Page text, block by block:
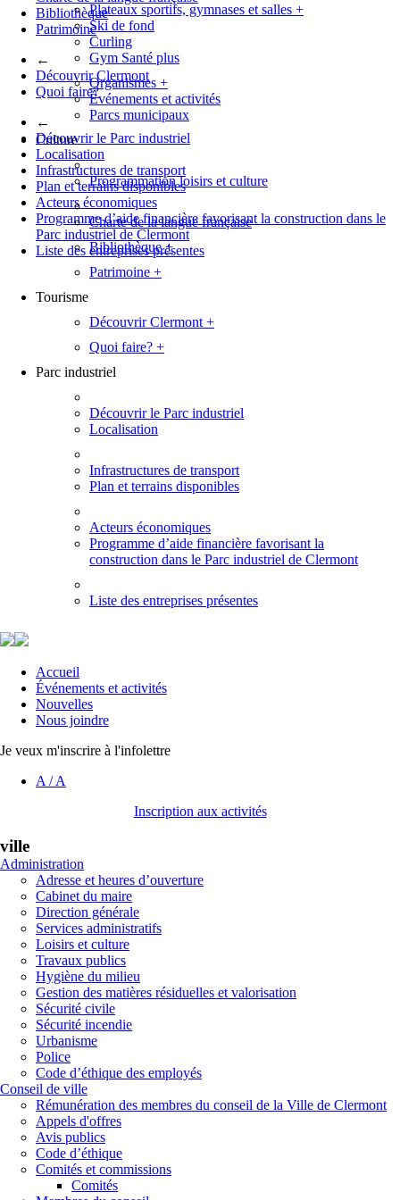
Bibliothèque
Patrimoine
←
Découvrir Clermont
Quoi faire?
←
Découvrir le Parc industriel
Localisation
Infrastructures de transport
Plan et terrains disponibles
Acteurs économiques
Programme d’aide financière favorisant la construction dans le
Parc industriel de Clermont
Liste des entreprises présentes
Plateaux sportifs, gymnases et salles +
Ski de fond
Curling
Gym Santé plus
Organismes +
Événements et activités
Parcs municipaux
Culture
Programmation loisirs et culture
Charte de la langue française
Bibliothèque+
Patrimoine +
Tourisme
Découvrir Clermont +
Quoi faire? +
Parc industriel
Découvrir le Parc industriel
Localisation
Infrastructures de transport
Plan et terrains disponibles
Acteurs économiques
Programme d’aide financière favorisant la
construction dans le Parc industriel de Clermont
Liste des entreprises présentes
Accueil
Événements et activités
Nouvelles
Nous joindre
Je veux m'inscrire à l'infolettre
A /A
Inscription aux activités
ville
Administration
Adresse et heures d’ouverture
Cabinet du maire
Direction générale
Services administratifs
Loisirs et culture
Travaux publics
Hygiène du milieu
Gestion des matières résiduelles et valorisation
Sécurité civile
Sécurité incendie
Urbanisme
Police
Code d’éthique des employés
Conseil de ville
Rémunération des membres du conseil de la Ville de Clermont
Appels d'offres
Avis publics
Code d’éthique
Comités et commissions
Comités